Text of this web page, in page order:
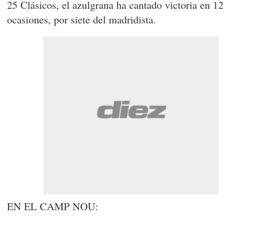
25 Clásicos, el azulgrana ha cantado victoria en 12
ocasiones, por siete del madridista.
EN EL CAMP NOU: